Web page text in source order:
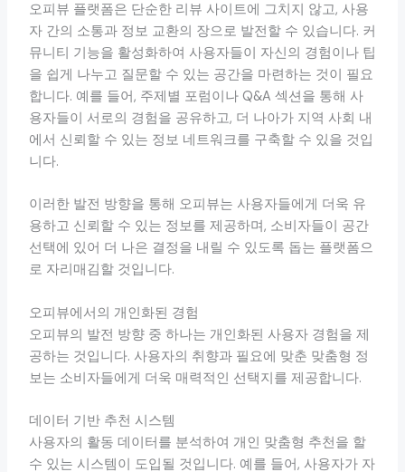
오피뷰 플랫폼은 단순한 리뷰 사이트에 그치지 않고, 사용
자 간의 소통과 정보 교환의 장으로 발전할 수 있습니다. 커
뮤니티 기능을 활성화하여 사용자들이 자신의 경험이나 팁
을 쉽게 나누고 질문할 수 있는 공간을 마련하는 것이 필요
합니다. 예를 들어, 주제별 포럼이나 Q&A 섹션을 통해 사
용자들이 서로의 경험을 공유하고, 더 나아가 지역 사회 내
에서 신뢰할 수 있는 정보 네트워크를 구축할 수 있을 것입
니다.
이러한 발전 방향을 통해 오피뷰는 사용자들에게 더욱 유
용하고 신뢰할 수 있는 정보를 제공하며, 소비자들이 공간
선택에 있어 더 나은 결정을 내릴 수 있도록 돕는 플랫폼으
로 자리매김할 것입니다.
오피뷰에서의 개인화된 경험
오피뷰의 발전 방향 중 하나는 개인화된 사용자 경험을 제
공하는 것입니다. 사용자의 취향과 필요에 맞춘 맞춤형 정
보는 소비자들에게 더욱 매력적인 선택지를 제공합니다.
데이터 기반 추천 시스템
사용자의 활동 데이터를 분석하여 개인 맞춤형 추천을 할
수 있는 시스템이 도입될 것입니다. 예를 들어, 사용자가 자